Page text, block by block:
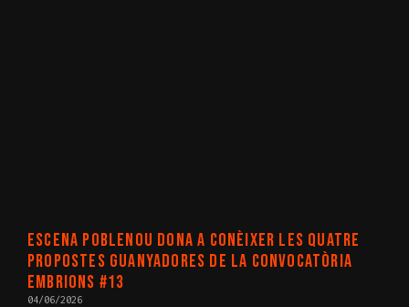
Escena Poblenou dona a conèixer les quatre
propostes guanyadores de la convocatòria
Embrions #13
04/06/2026